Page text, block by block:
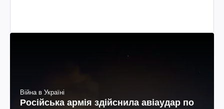
Війна в Україні
Російська армія здійснила авіаудар по